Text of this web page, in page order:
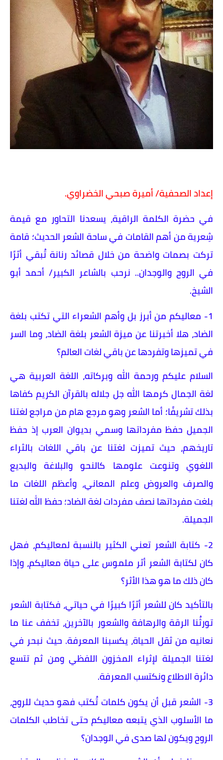
إعداد الصحفية/ أميرة صبحي الخضراوي.
في حضرة الكلمة الراقية، يسعدنا التحاور مع قيمة
شِعرية من أهم القامات في ساحة الشعر الحديث؛ قامة
تركت بصمات واضحة من خلال قصائد رنانة تُبقي أثرًا
في الروح والوجدان.. نرحب بالشاعر الكبير/ أحمد أبو
الشيخ.
1- معاليكم من أبرز بل وأهم الشعراء التي تكتب بلغة
الضاد، هلا أخبرتنا عن ميزة الشعر بلغة الضاد، وما السر
في تميزها وتفردها عن باقي لغات العالم؟
السلام عليكم ورحمة الله وبركاته، اللغة العربية هي
لغة الجمال كرمها الله جل جلاله بالقرآن الكريم كفاها
بذلك تشريفًا؛ أما الشعر وهو مرجع هام من مراجع لغتنا
الجميل حفظ مفرداتها وسمي بديوان العرب إذ حفظ
تاريخهم، حيث تميزت لغتنا عن باقي اللغات بالثراء
اللغوي وتنوعت علومها كالنحو والبلاغة والبديع
والصرف والعروض وعلم المعاني، وأعظم اللغات ما
بلغت مفرداتها نصف مفردات لغة الضاد؛ حفظ الله لغتنا
الجميلة.
2- كتابة الشعر تعني الكثير بالنسبة لمعاليكم، فهل
كان لكتابة الشعر أثر ملموس على حياة معاليكم، وإذا
كان ذلك ما هو هذا الأثر؟
بالتأكيد كان للشعر أثرًا كبيرًا في حياتي، فكتابة الشعر
تورثُنا الرقة والرهافة والشعور بالآخرين، تخفف عنا ما
نعانيه من ثقل الحياة، يكسبنا المعرفة. حيث نبحر في
لغتنا الجميلة لإثراء المخزون اللفظي ومن ثم تتسع
دائرة الاطلاع ونكتسب المعرفة.
3- الشعر قبل أن يكون كلمات تُكتب فهو حديث للروح،
ما الأسلوب الذي يتبعه معاليكم حتى تخاطب الكلمات
الروح ويكون لها صدى في الوجدان؟